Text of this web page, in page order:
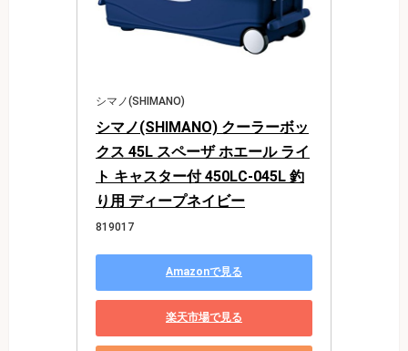
シマノ(SHIMANO)
シマノ(SHIMANO) クーラーボッ
クス 45L スペーザ ホエール ライ
ト キャスター付 450LC-045L 釣
り用 ディープネイビー
819017
Amazonで見る
楽天市場で見る